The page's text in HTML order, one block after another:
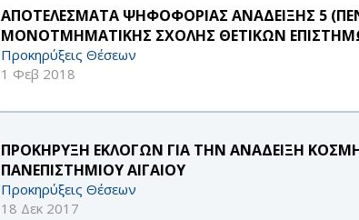
ΑΠΟΤΕΛΕΣΜΑΤΑ ΨΗΦΟΦΟΡΙΑΣ ΑΝΑΔΕΙΞΗΣ 5
ΜΟΝΟΤΜΗΜΑΤΙΚΗΣ ΣΧΟΛΗΣ ΘΕΤΙΚΩΝ
Προκηρύξεις Θέσεων
1 Φεβ 2018
ΠΡΟΚΗΡΥΞΗ ΕΚΛΟΓΩΝ ΓΙΑ ΤΗΝ ΑΝΑΔΕΙΞΗ
ΠΑΝΕΠΙΣΤΗΜΙΟΥ ΑΙΓΑΙΟΥ
Προκηρύξεις Θέσεων
18 Δεκ 2017